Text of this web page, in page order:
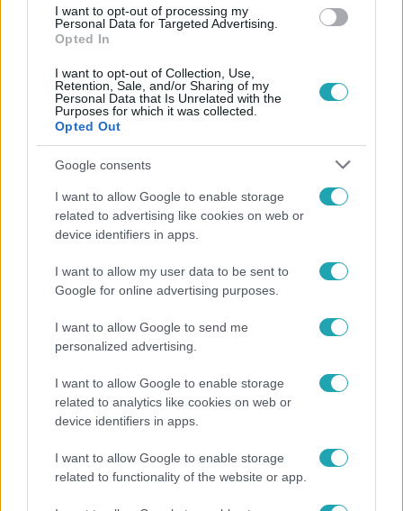
I want to opt-out of processing my
Personal Data for Targeted Advertising.
Opted In
I want to opt-out of Collection, Use,
Retention, Sale, and/or Sharing of my
Personal Data that Is Unrelated with the
Purposes for which it was collected.
Opted Out
Google consents
I want to allow Google to enable storage
related to advertising like cookies on web or
device identifiers in apps.
I want to allow my user data to be sent to
Google for online advertising purposes.
I want to allow Google to send me
personalized advertising.
I want to allow Google to enable storage
related to analytics like cookies on web or
device identifiers in apps.
I want to allow Google to enable storage
related to functionality of the website or app.
Népszerű
„A csúcs opcionális, a biztonságos hazatérés
Klein Dávid